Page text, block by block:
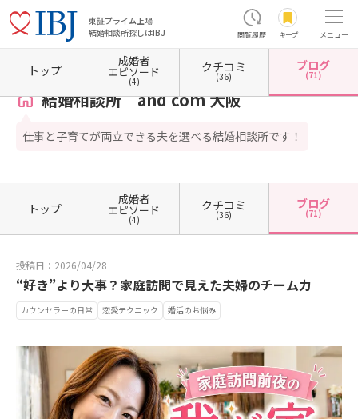
東証プライム上場
結婚相談所探しはIBJ
閲覧履歴 キープ メニュー
ホーム 大阪府の結婚相談所 大阪府大阪市 大阪府大阪市中央区 結婚相談所 and com
結婚相談所 and com 大阪
仕事と子育てが両立できる夫を選べる結婚相談所です！
トップ
成婚者
エピソード
(4)
クチコミ
(36)
ブログ
(71)
トップ
成婚者
エピソード
(4)
クチコミ
(36)
ブログ
(71)
投稿日：2026/04/28
“好き”より大事？家庭訪問で見えた夫婦のチーム力
カウンセラーの日常 恋愛テクニック 婚活のお悩み